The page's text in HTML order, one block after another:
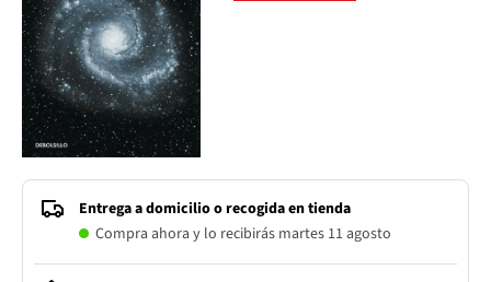
Entrega a domicilio o recogida en tienda
Compra ahora y lo recibirás martes 11 agosto